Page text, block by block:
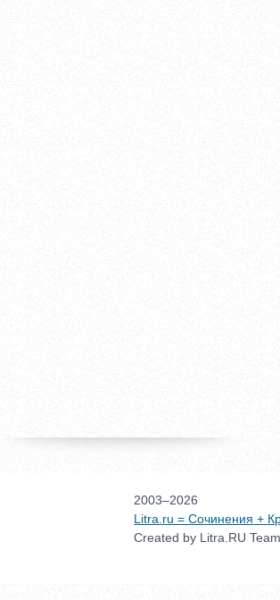
2003–2026
Litra.ru = Сочинения +
Created by Litra.RU